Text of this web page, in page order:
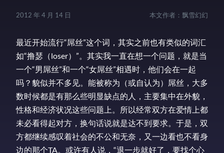
2012 年 4 月 14 日 本文作者： 飘雪幻幻
最近开始流行“屌丝”这个词，其实之前也有类似的词汇
如“撸瑟（loser）”。其实我一直在想一个问题，就是当
一个“男屌丝”和一个“女屌丝”相遇时，他们会在一起
吗？貌似并不多见。能被称为（或自认为）屌丝，大多
数时候都是有那么些明显缺点的人，主要集中在外貌，
性格和经济状况这些问题上。所以经常双方在爱情上都
未必看得起对方，换句话说就是达不到要求。于是，双
方都继续感叹着社会的不公和无奈，又一边看也不看身
边的那个TA。或许有人说，“退一步就好了，要找个心